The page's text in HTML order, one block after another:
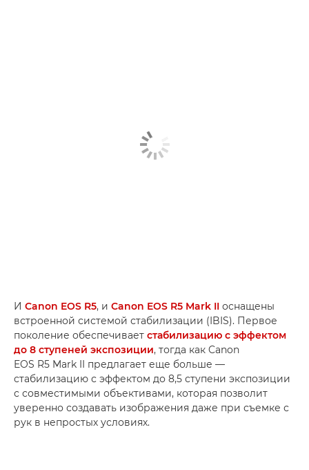
И Canon EOS R5, и Canon EOS R5 Mark II оснащены
встроенной системой стабилизации (IBIS). Первое
поколение обеспечивает стабилизацию с эффектом
до 8 ступеней экспозиции, тогда как Canon
EOS R5 Mark II предлагает еще больше —
стабилизацию с эффектом до 8,5 ступени экспозиции
с совместимыми объективами, которая позволит
уверенно создавать изображения даже при съемке с
рук в непростых условиях.